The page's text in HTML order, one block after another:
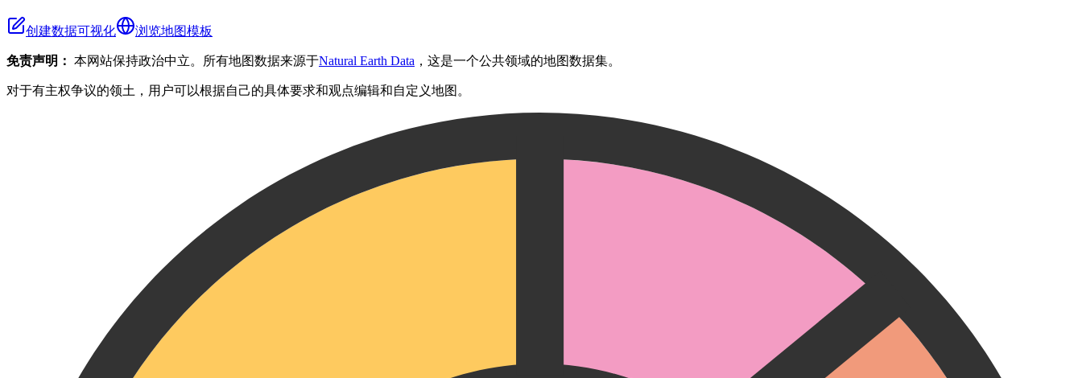
创建数据可视化 浏览地图模板
免责声明： 本网站保持政治中立。所有地图数据来源于Natural Earth Data ，这是一个公共领域的地图数据集。
对于有主权争议的领土，用户可以根据自己的具体要求和观点编辑和自定义地图。